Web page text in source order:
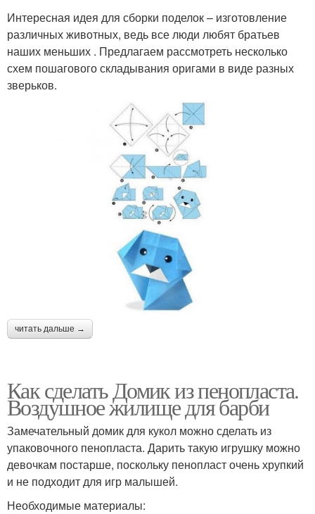
Интересная идея для сборки поделок – изготовление
различных животных, ведь все люди любят братьев
наших меньших . Предлагаем рассмотреть несколько
схем пошагового складывания оригами в виде разных
зверьков.
читать дальше →
Как сделать Домик из пенопласта.
Воздушное жилище для барби
Замечательный домик для кукол можно сделать из
упаковочного пенопласта. Дарить такую игрушку можно
девочкам постарше, поскольку пенопласт очень хрупкий
и не подходит для игр малышей.
Необходимые материалы: